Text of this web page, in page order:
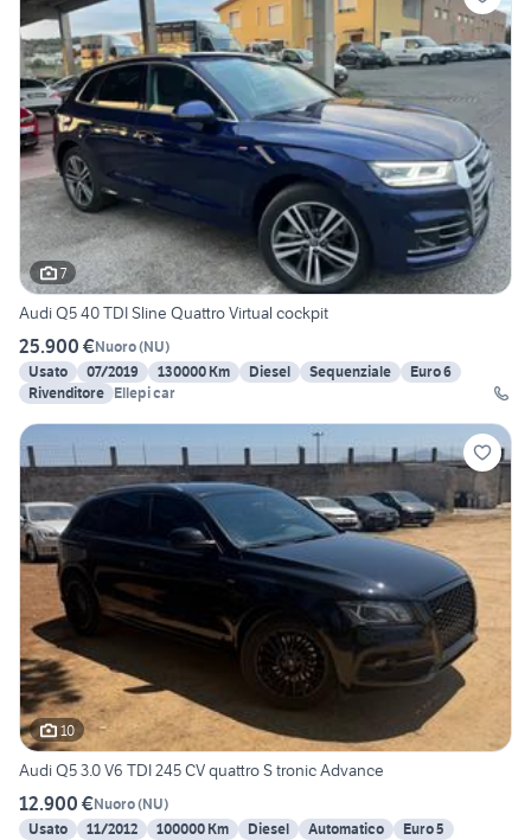
7
Audi Q5 40 TDI Sline Quattro Virtual cockpit
25.900 €Nuoro(NU)
Usato
07/2019 130000 Km Diesel Sequenziale
Euro 6
Rivenditore Ellepi car
10
Audi Q5 3.0 V6 TDI 245 CV quattro S tronic Advance
12.900 €Nuoro(NU)
Usato
11/2012 100000 Km Diesel Automatico
Euro 5